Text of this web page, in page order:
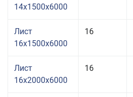
14x1500x6000
Лист
16x1500x6000
16
Лист
16x2000x6000
16